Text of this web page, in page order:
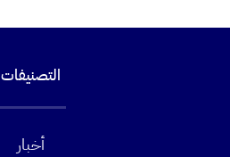
التصنيفات
أخبار